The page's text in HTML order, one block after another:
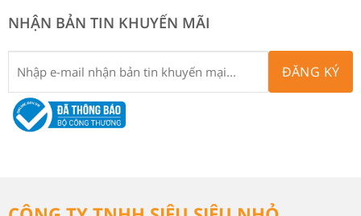
NHẬN BẢN TIN KHUYẾN MÃI
ĐĂNG KÝ